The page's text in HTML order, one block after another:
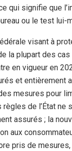
qui signifie que
ou le test lui-
visant à
la plupart des
en vigueur en
et entièrement
mesures pour
de l’État ne
assurés ; la
aux
pris de